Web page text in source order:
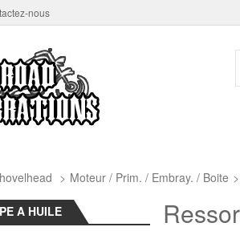
nous
> Moteur / Prim. / Embray. / Boite >
A HUILE